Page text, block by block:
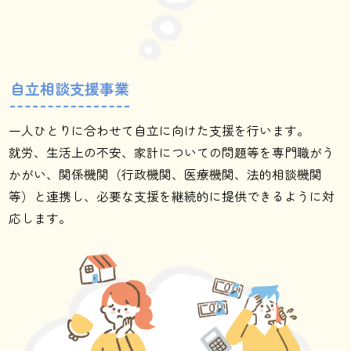
自立相談支援事業
一人ひとりに合わせて自立に向けた支援を行います。
就労、生活上の不安、家計についての問題等を専門職がう
かがい、関係機関（行政機関、医療機関、法的相談機関
等）と連携し、必要な支援を継続的に提供できるように対
応します。